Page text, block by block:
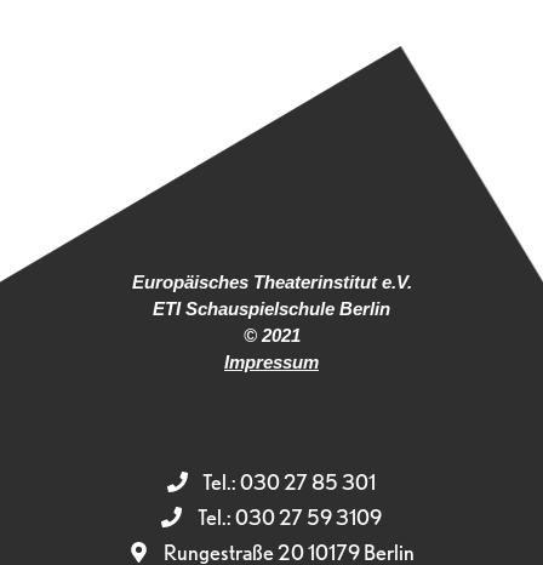
Europäisches Theaterinstitut e.V.
ETI Schauspielschule Berlin
© 2021
Impressum
Tel.: 030 27 85 301
Tel.: 030 27 59 3109
Rungestraße 20 10179 Berlin